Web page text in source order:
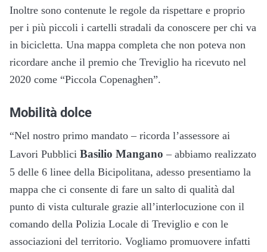
Inoltre sono contenute le regole da rispettare e proprio
per i più piccoli i cartelli stradali da conoscere per chi va
in bicicletta. Una mappa completa che non poteva non
ricordare anche il premio che Treviglio ha ricevuto nel
2020 come “Piccola Copenaghen”.
Mobilità dolce
“Nel nostro primo mandato – ricorda l’assessore ai
Lavori Pubblici Basilio Mangano – abbiamo realizzato
5 delle 6 linee della Bicipolitana, adesso presentiamo la
mappa che ci consente di fare un salto di qualità dal
punto di vista culturale grazie all’interlocuzione con il
comando della Polizia Locale di Treviglio e con le
associazioni del territorio. Vogliamo promuovere infatti